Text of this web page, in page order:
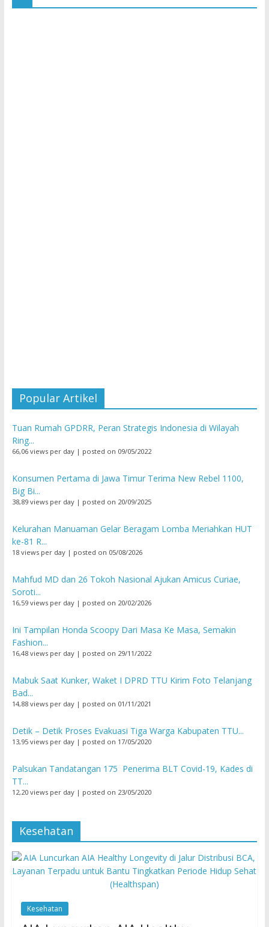
Popular Artikel
Tuan Rumah GPDRR, Peran Strategis Indonesia di Wilayah
Ring...
66,06 views per day| posted on 09/05/2022
Konsumen Pertama di Jawa Timur Terima New Rebel 1100,
Big Bi...
38,89 views per day| posted on 20/09/2025
Kelurahan Manuaman Gelar Beragam Lomba Meriahkan HUT
ke-81 R...
18 views per day| posted on 05/08/2026
Mahfud MD dan 26 Tokoh Nasional Ajukan Amicus Curiae,
Soroti...
16,59 views per day| posted on 20/02/2026
Ini Tampilan Honda Scoopy Dari Masa Ke Masa, Semakin
Fashion...
16,48 views per day| posted on 29/11/2022
Mabuk Saat Kunker, Waket I DPRD TTU Kirim Foto Telanjang
Bad...
14,88 views per day| posted on 01/11/2021
Detik – Detik Proses Evakuasi Tiga Warga Kabupaten TTU...
13,95 views per day| posted on 17/05/2020
Palsukan Tandatangan 175 Penerima BLT Covid-19, Kades di
TT...
12,20 views per day| posted on 23/05/2020
Kesehatan
Kesehatan